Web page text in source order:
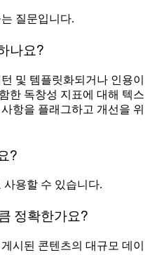
질문입니다.
나요?
및 템플릿화되거나 인용이
한 독창성 지표에 대해 텍스
항을 플래그하고 개선을 위
?
사용할 수 있습니다.
정확한가요?
시된 콘텐츠의 대규모 데이